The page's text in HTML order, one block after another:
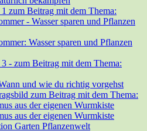
Wasser sparen und Pflanzen
und wie du richtig vorgehst
aus der eigenen Wurmkiste